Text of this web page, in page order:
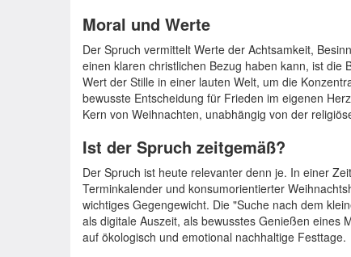
Moral und Werte
Der Spruch vermittelt Werte der Achtsamkeit,
einen klaren christlichen Bezug haben kann, ist die
Wert der Stille in einer lauten Welt, um die
bewusste Entscheidung für Frieden im eigenen
Kern von Weihnachten, unabhängig von der
Ist der Spruch zeitgemäß?
Der Spruch ist heute relevanter denn je. In einer
Terminkalender und konsumorientierter
wichtiges Gegengewicht. Die "Suche nach dem
als digitale Auszeit, als bewusstes Genießen eines
auf ökologisch und emotional nachhaltige Festtage.